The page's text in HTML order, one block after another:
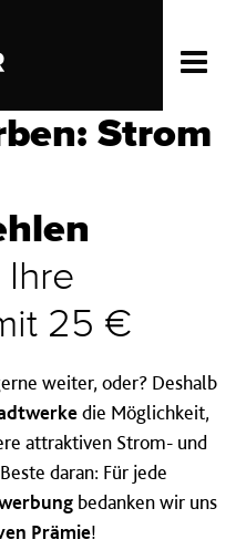
Strom
25 €
weiter, oder? Deshalb
die Möglichkeit,
attraktiven Strom- und
daran: Für jede
bedanken wir uns
Prämie!